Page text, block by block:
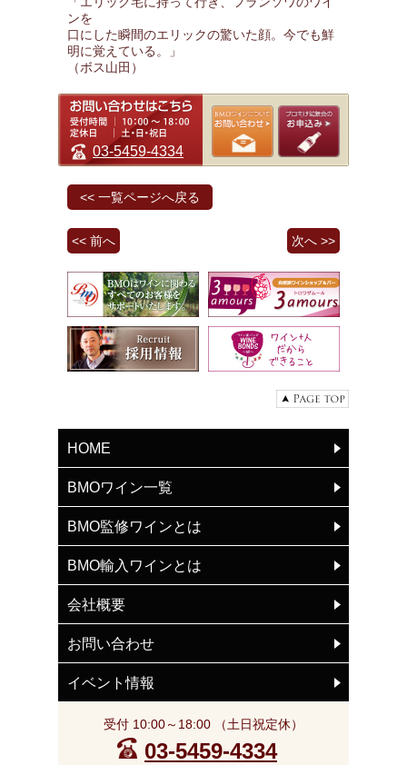
ンを
口にした瞬間のエリックの驚いた顔。今でも鮮
明に覚えている。」
（ボス山田）
03-5459-4334
<< 一覧ページへ戻る
<< 前へ 次へ >>
HOME
BMOワイン一覧
BMO監修ワインとは
BMO輸入ワインとは
会社概要
お問い合わせ
イベント情報
受付 10:00～18:00 （土日祝定休）
03-5459-4334